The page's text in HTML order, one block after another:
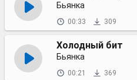
Бьянка
00:33 309
Холодный бит
Бьянка
00:21 369